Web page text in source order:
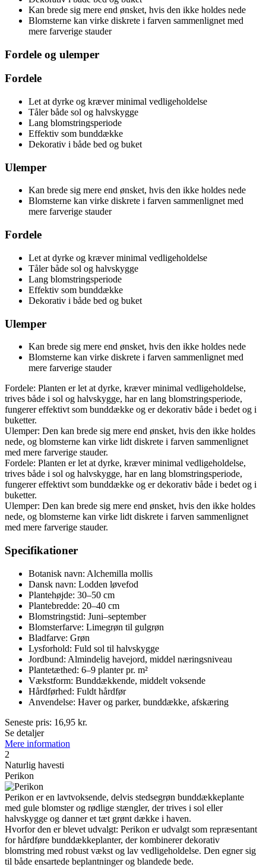
Kan brede sig mere end ønsket, hvis den ikke holdes nede
Blomsterne kan virke diskrete i farven sammenlignet med
mere farverige stauder
Fordele og ulemper
Fordele
Let at dyrke og kræver minimal vedligeholdelse
Tåler både sol og halvskygge
Lang blomstringsperiode
Effektiv som bunddække
Dekorativ i både bed og buket
Ulemper
Kan brede sig mere end ønsket, hvis den ikke holdes nede
Blomsterne kan virke diskrete i farven sammenlignet med
mere farverige stauder
Fordele
Let at dyrke og kræver minimal vedligeholdelse
Tåler både sol og halvskygge
Lang blomstringsperiode
Effektiv som bunddække
Dekorativ i både bed og buket
Ulemper
Kan brede sig mere end ønsket, hvis den ikke holdes nede
Blomsterne kan virke diskrete i farven sammenlignet med
mere farverige stauder
Fordele: Planten er let at dyrke, kræver minimal vedligeholdelse,
trives både i sol og halvskygge, har en lang blomstringsperiode,
fungerer effektivt som bunddække og er dekorativ både i bedet og i
buketter.
Ulemper: Den kan brede sig mere end ønsket, hvis den ikke holdes
nede, og blomsterne kan virke lidt diskrete i farven sammenlignet
med mere farverige stauder.
Fordele: Planten er let at dyrke, kræver minimal vedligeholdelse,
trives både i sol og halvskygge, har en lang blomstringsperiode,
fungerer effektivt som bunddække og er dekorativ både i bedet og i
buketter.
Ulemper: Den kan brede sig mere end ønsket, hvis den ikke holdes
nede, og blomsterne kan virke lidt diskrete i farven sammenlignet
med mere farverige stauder.
Specifikationer
Botanisk navn: Alchemilla mollis
Dansk navn: Lodden løvefod
Plantehøjde: 30–50 cm
Plantebredde: 20–40 cm
Blomstringstid: Juni–september
Blomsterfarve: Limegrøn til gulgrøn
Bladfarve: Grøn
Lysforhold: Fuld sol til halvskygge
Jordbund: Almindelig havejord, middel næringsniveau
Plantetæthed: 6–9 planter pr. m²
Vækstform: Bunddækkende, middelt voksende
Hårdførhed: Fuldt hårdfør
Anvendelse: Haver og parker, bunddække, afskæring
Seneste pris: 16,95 kr.
Se detaljer
Mere information
2
Naturlig havesti
Perikon
Perikon er en lavtvoksende, delvis stedsegrøn bunddækkeplante
med gule blomster og rødlige stængler, der trives i sol eller
halvskygge og danner et tæt grønt dække i haven.
Hvorfor den er blevet udvalgt: Perikon er udvalgt som repræsentant
for hårdføre bunddækkeplanter, der kombinerer dekorativ
blomstring med robust vækst og lav vedligeholdelse. Den egner sig
til både ensartede beplantninger og blandede bede.